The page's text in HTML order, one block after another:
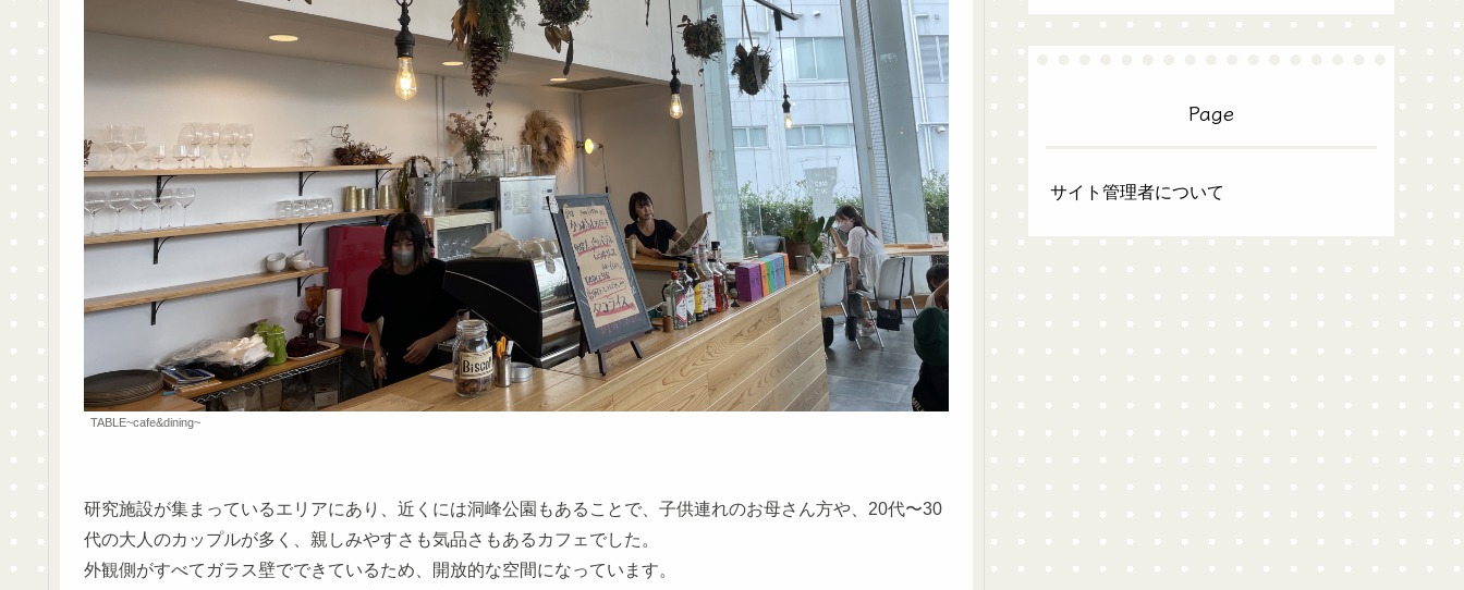
TABLE~cafe&dining~
研究施設が集まっているエリアにあり、近くには洞峰公園もあることで、子供連れのお母さん方や、20代〜30
代の大人のカップルが多く、親しみやすさも気品さもあるカフェでした。
外観側がすべてガラス壁でできているため、開放的な空間になっています。
Page
サイト管理者について